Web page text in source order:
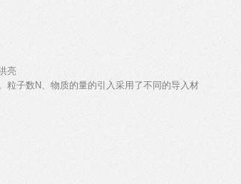
亮
粒子数N、物质的量的引入采用了不同的导入材